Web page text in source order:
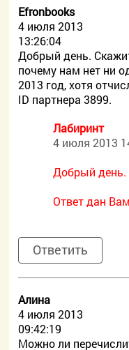
Efronbooks
4 июля 2013
13:26:04
Добрый день.
почему нам нет ни
2013 год, хотя
ID партнера 3899.
Лабиринт
4 июля 2013
Добрый день.
Ответ дан
Ответить
Алина
4 июля 2013
09:42:19
Можно ли